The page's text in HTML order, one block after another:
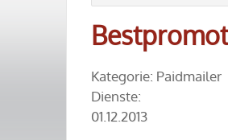
Kategorie: Paidmailer
Dienste:
01.12.2013